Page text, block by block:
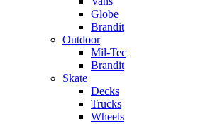
Globe
Brandit
Outdoor
Mil-Tec
Brandit
Skate
Decks
Trucks
Wheels